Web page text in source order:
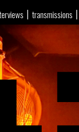
| transmissions |